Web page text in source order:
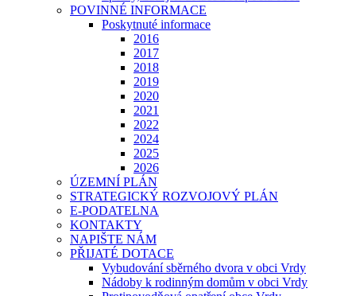
POVINNÉ INFORMACE
Poskytnuté informace
2016
2017
2018
2019
2020
2021
2022
2024
2025
2026
ÚZEMNÍ PLÁN
STRATEGICKÝ ROZVOJOVÝ PLÁN
E-PODATELNA
KONTAKTY
NAPIŠTE NÁM
PŘIJATÉ DOTACE
Vybudování sběrného dvora v obci Vrdy
Nádoby k rodinným domům v obci Vrdy